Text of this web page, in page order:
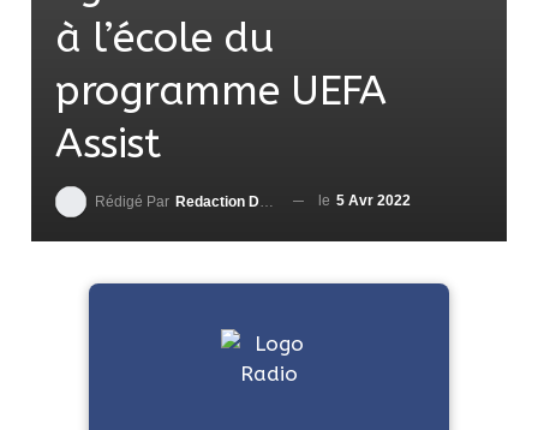
à l’école du
programme UEFA
Assist
Rédigé Par Redaction DjenaSport le 5 Avr 2022